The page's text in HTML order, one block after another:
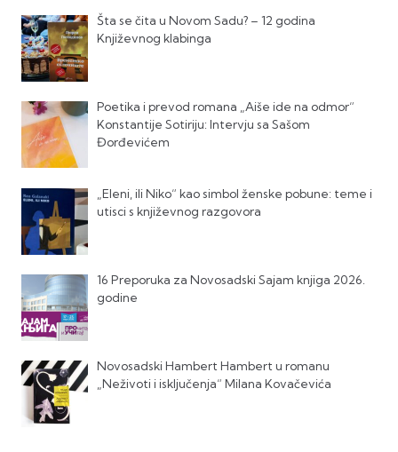
Šta se čita u Novom Sadu? – 12 godina
Književnog klabinga
Poetika i prevod romana „Aiše ide na odmor“
Konstantije Sotiriju: Intervju sa Sašom
Đorđevićem
„Eleni, ili Niko“ kao simbol ženske pobune: teme i
utisci s književnog razgovora
16 Preporuka za Novosadski Sajam knjiga 2026.
godine
Novosadski Hambert Hambert u romanu
„Neživoti i isključenja“ Milana Kovačevića